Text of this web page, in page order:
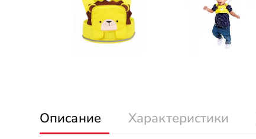
Описание Характеристики